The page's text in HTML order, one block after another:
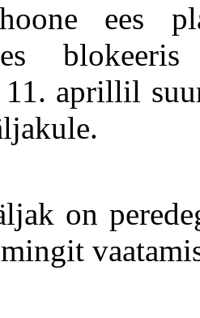
ees
blokeeris
11. aprillil
on